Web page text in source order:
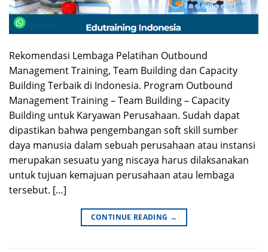
Rekomendasi Lembaga Pelatihan Outbound
Management Training, Team Building dan Capacity
Building Terbaik di Indonesia. Program Outbound
Management Training – Team Building – Capacity
Building untuk Karyawan Perusahaan. Sudah dapat
dipastikan bahwa pengembangan soft skill sumber
daya manusia dalam sebuah perusahaan atau instansi
merupakan sesuatu yang niscaya harus dilaksanakan
untuk tujuan kemajuan perusahaan atau lembaga
tersebut. […]
CONTINUE READING →